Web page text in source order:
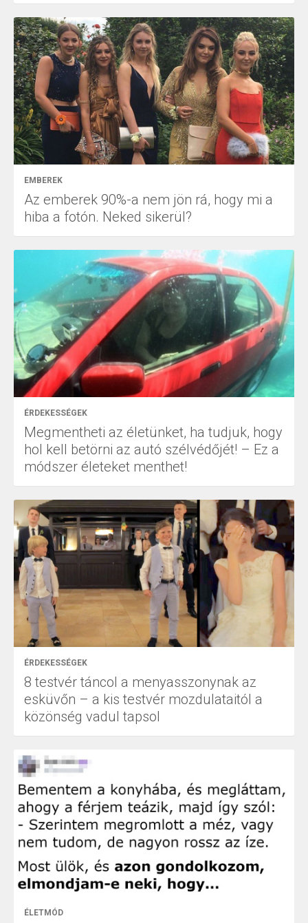
EMBEREK
Az emberek 90%-a nem jön rá, hogy mi a
hiba a fotón. Neked sikerül?
ÉRDEKESSÉGEK
Megmentheti az életünket, ha tudjuk, hogy
hol kell betörni az autó szélvédőjét! – Ez a
módszer életeket menthet!
ÉRDEKESSÉGEK
8 testvér táncol a menyasszonynak az
esküvőn – a kis testvér mozdulataitól a
közönség vadul tapsol
ÉLETMÓD